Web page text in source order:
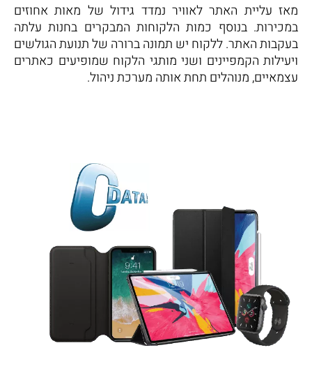
מאז עליית האתר לאוויר נמדד גידול של מאות אחוזים
במכירות. בנוסף כמות הלקוחות המבקרים בחנות עלתה
בעקבות האתר. ללקוח יש תמונה ברורה של תנועת הגולשים
ויעילות הקמפיינים ושני מותגי הלקוח שמופיעים כאתרים
עצמאיים, מנוהלים תחת אותה מערכת ניהול.